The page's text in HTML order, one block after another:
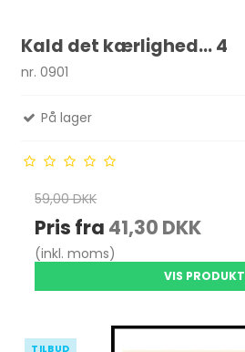
Kald det kærlighed... 4
nr. 0901
På lager
59,00 DKK
Pris fra 41,30 DKK
(inkl. moms)
VIS PRODUKT
TILBUD